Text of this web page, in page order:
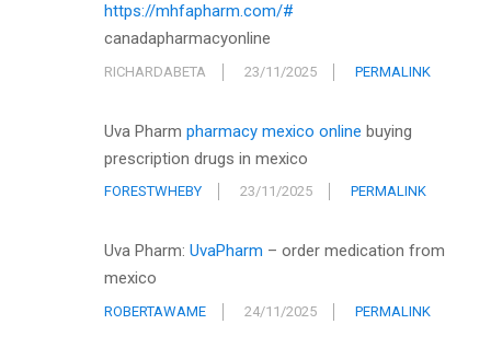
https://mhfapharm.com/#
canadapharmacyonline
RICHARDABETA 23/11/2025 PERMALINK
Uva Pharm pharmacy mexico online buying
prescription drugs in mexico
FORESTWHEBY 23/11/2025 PERMALINK
Uva Pharm: UvaPharm – order medication from
mexico
ROBERTAWAME 24/11/2025 PERMALINK